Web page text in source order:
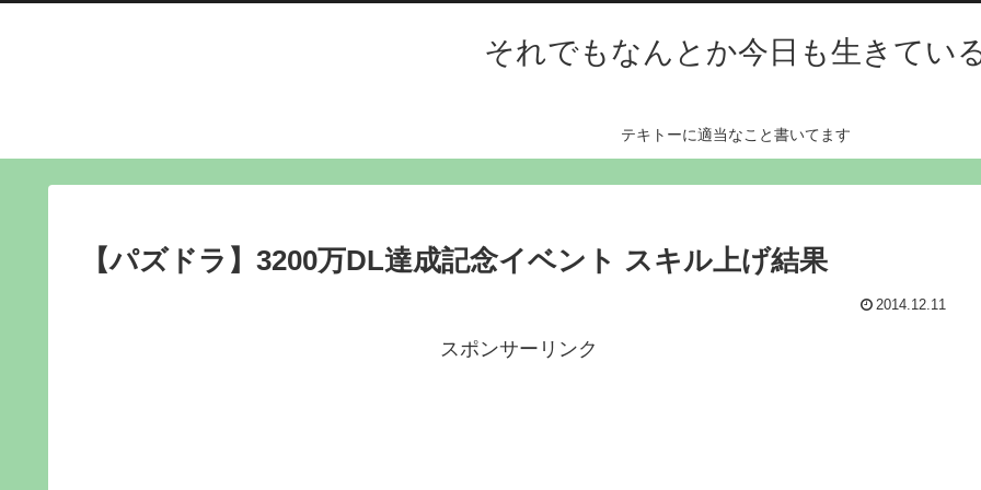
それでもなんとか今日も生きてい
テキトーに適当なこと書いてます
【パズドラ】3200万DL達成記念イベント スキル上げ結果
2014.12.11
スポンサーリンク